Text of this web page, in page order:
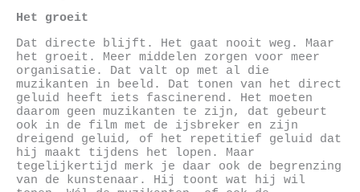
Het groeit
Dat directe blijft. Het gaat nooit weg. Maar
het groeit. Meer middelen zorgen voor meer
organisatie. Dat valt op met al die
muzikanten in beeld. Dat tonen van het direct
geluid heeft iets fascinerend. Het moeten
daarom geen muzikanten te zijn, dat gebeurt
ook in de film met de ijsbreker en zijn
dreigend geluid, of het repetitief geluid dat
hij maakt tijdens het lopen. Maar
tegelijkertijd merk je daar ook de begrenzing
van de kunstenaar. Hij toont wat hij wil